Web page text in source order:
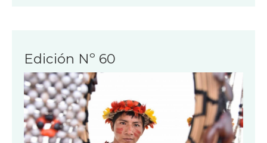
Edición Nº 60